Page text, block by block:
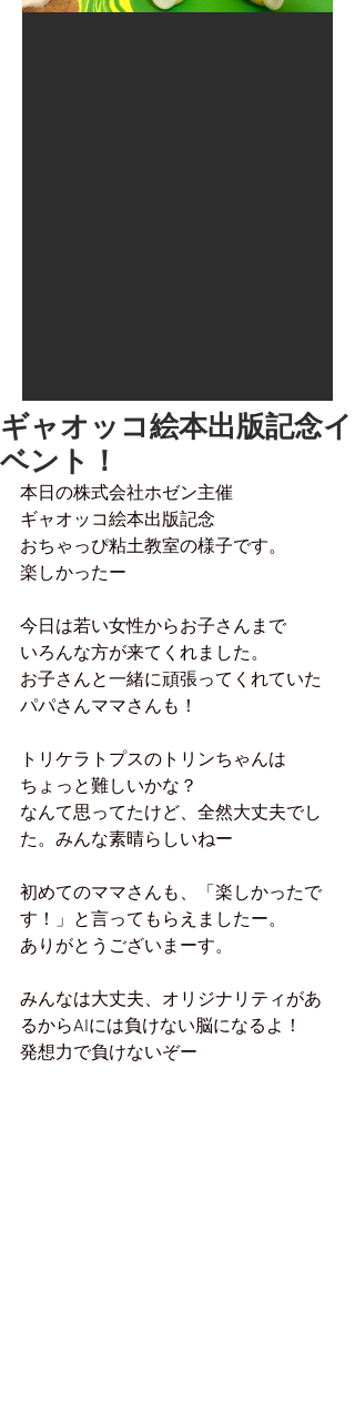
ギャオッコ絵本出版記念イ
ベント！
本日の株式会社ホゼン主催
ギャオッコ絵本出版記念
おちゃっぴ粘土教室の様子です。
楽しかったー
今日は若い女性からお子さんまで
いろんな方が来てくれました。
お子さんと一緒に頑張ってくれていた
パパさんママさんも！
トリケラトプスのトリンちゃんは
ちょっと難しいかな？
なんて思ってたけど、全然大丈夫でし
た。みんな素晴らしいねー
初めてのママさんも、「楽しかったで
す！」と言ってもらえましたー。
ありがとうございまーす。
みんなは大丈夫、オリジナリティがあ
るからAIには負けない脳になるよ！
発想力で負けないぞー